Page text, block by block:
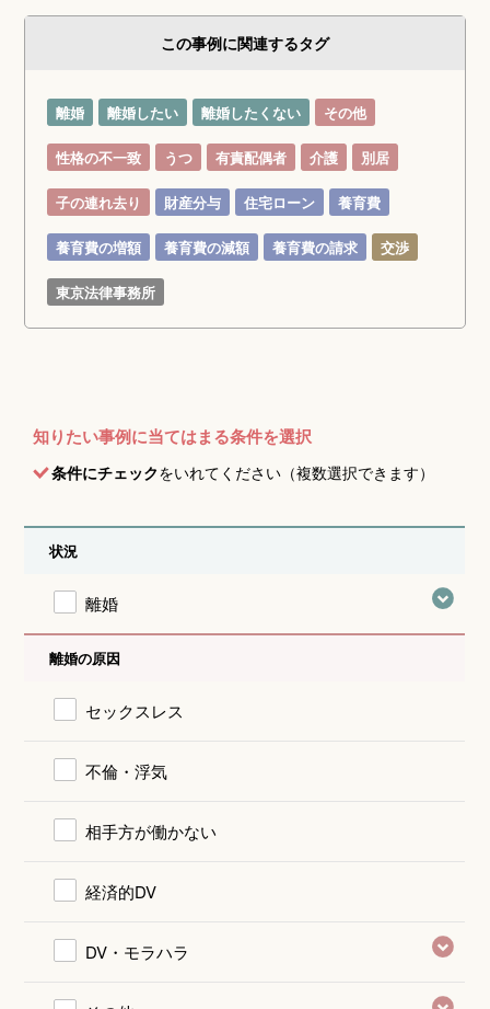
この事例に関連するタグ
離婚 離婚したい 離婚したくない その他
性格の不一致 うつ 有責配偶者 介護 別居
子の連れ去り 財産分与 住宅ローン 養育費
養育費の増額 養育費の減額 養育費の請求 交渉
東京法律事務所
知りたい事例に当てはまる条件を選択
条件にチェックをいれてください（複数選択できます）
状況
離婚
離婚の原因
セックスレス
不倫・浮気
相手方が働かない
経済的DV
DV・モラハラ